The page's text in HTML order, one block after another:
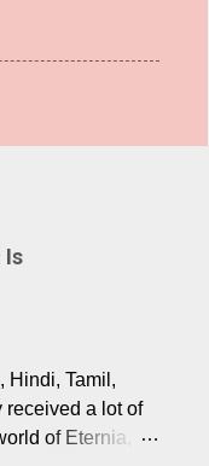
Is
Hindi, Tamil,
received a lot of
of Eternia,